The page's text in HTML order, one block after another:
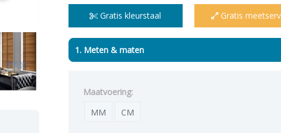
Gratis kleurstaal Gratis
1. Meten & maten
Maatvoering:
MM
CM